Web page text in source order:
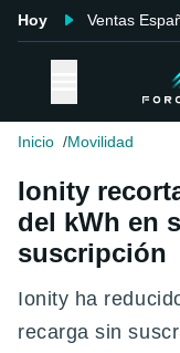
Hoy Ventas
Inicio Movilidad
Ionity
del kWh en
suscripción
Ionity ha
recarga sin